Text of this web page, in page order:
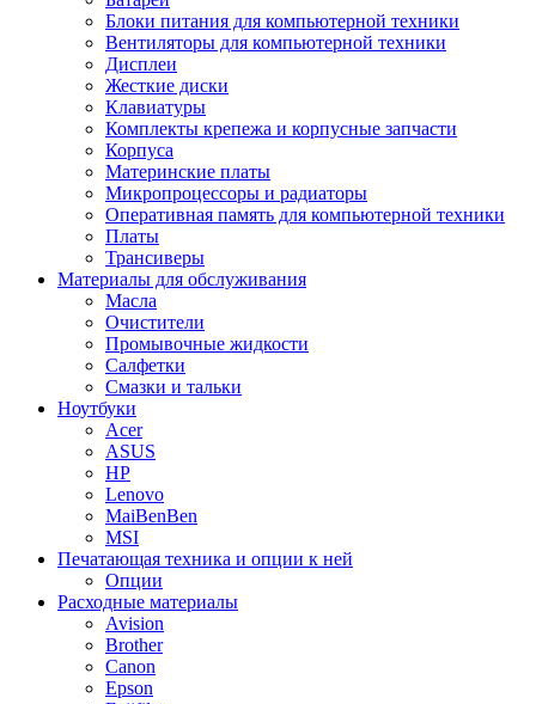
Блоки питания для компьютерной техники
Вентиляторы для компьютерной техники
Дисплеи
Жесткие диски
Клавиатуры
Комплекты крепежа и корпусные запчасти
Корпуса
Материнские платы
Микропроцессоры и радиаторы
Оперативная память для компьютерной техники
Платы
Трансиверы
Материалы для обслуживания
Масла
Очистители
Промывочные жидкости
Салфетки
Смазки и тальки
Ноутбуки
Acer
ASUS
HP
Lenovo
MaiBenBen
MSI
Печатающая техника и опции к ней
Опции
Расходные материалы
Avision
Brother
Canon
Epson